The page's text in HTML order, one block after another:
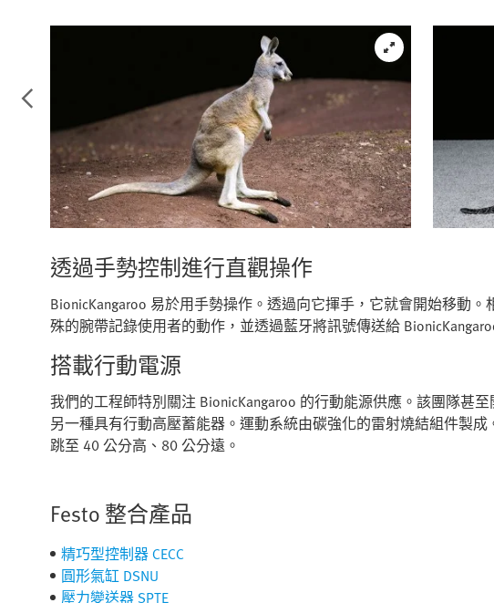
透過手勢控制進行直觀操作
BionicKangaroo 易於用手勢操作。透過向它揮手，它就會開始移動
殊的腕帶記錄使用者的動作，並透過藍牙將訊號傳送給
搭載行動電源
我們的工程師特別關注 BionicKangaroo 的行動能源供應。該團隊甚
另一種具有行動高壓蓄能器。運動系統由碳強化的雷射燒結組件製
跳至 40 公分高、80 公分遠。
Festo 整合產品
精巧型控制器 CECC
圓形氣缸 DSNU
壓力變送器 SPTE